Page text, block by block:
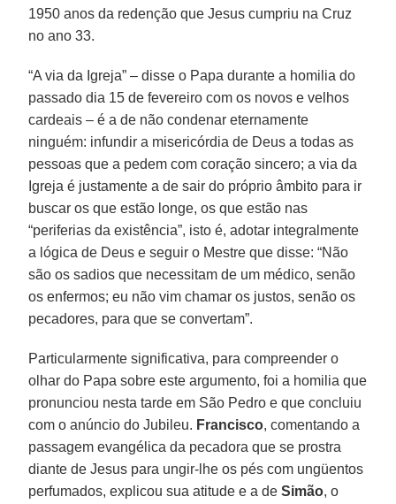
1950 anos da redenção que Jesus cumpriu na Cruz
no ano 33.
“A via da Igreja” – disse o Papa durante a homilia do
passado dia 15 de fevereiro com os novos e velhos
cardeais – é a de não condenar eternamente
ninguém: infundir a misericórdia de Deus a todas as
pessoas que a pedem com coração sincero; a via da
Igreja é justamente a de sair do próprio âmbito para ir
buscar os que estão longe, os que estão nas
“periferias da existência”, isto é, adotar integralmente
a lógica de Deus e seguir o Mestre que disse: “Não
são os sadios que necessitam de um médico, senão
os enfermos; eu não vim chamar os justos, senão os
pecadores, para que se convertam”.
Particularmente significativa, para compreender o
olhar do Papa sobre este argumento, foi a homilia que
pronunciou nesta tarde em São Pedro e que concluiu
com o anúncio do Jubileu. Francisco, comentando a
passagem evangélica da pecadora que se prostra
diante de Jesus para ungir-lhe os pés com ungüentos
perfumados, explicou sua atitude e a deSimão, o